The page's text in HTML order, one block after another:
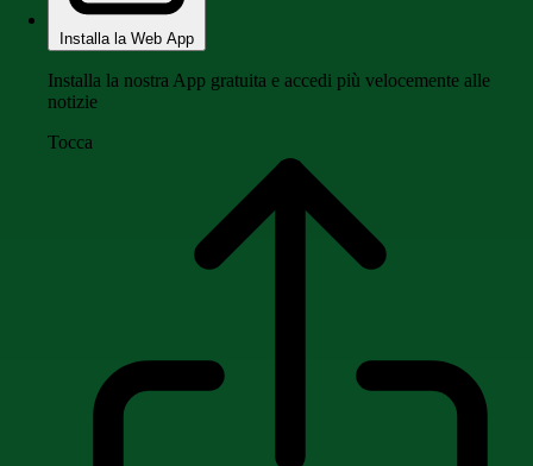
Installa la Web App
Installa la nostra App gratuita e accedi più velocemente alle
notizie
Tocca